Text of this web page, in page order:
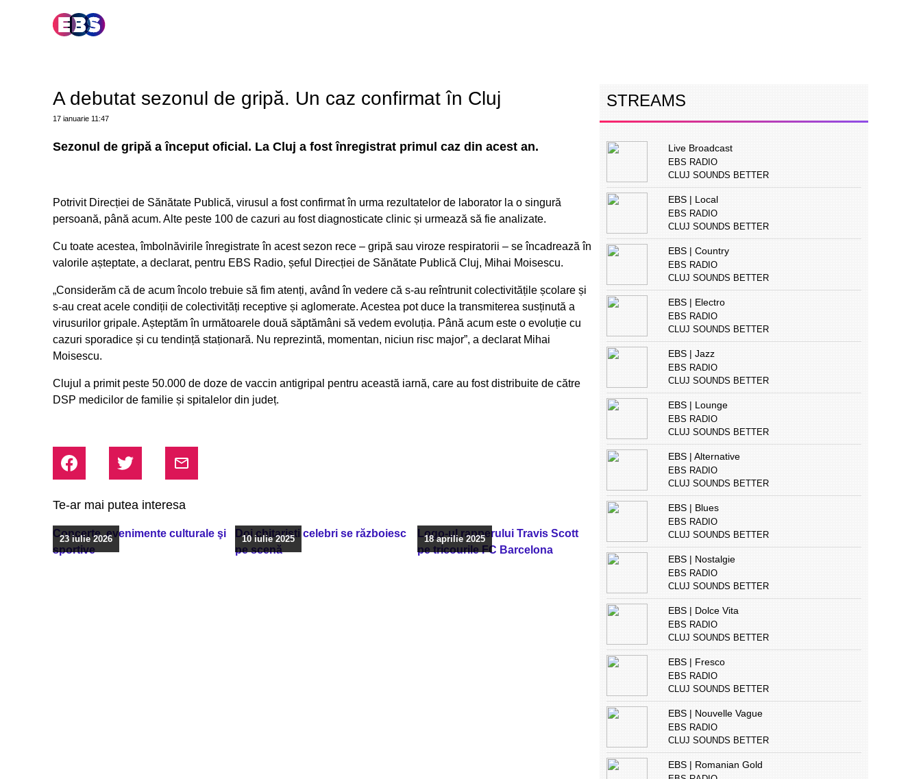
A debutat sezonul de gripă. Un caz confirmat în Cluj
17 ianuarie 11:47
Sezonul de gripă a început oficial. La Cluj a fost înregistrat primul caz din acest an.
Potrivit Direcției de Sănătate Publică, virusul a fost confirmat în urma rezultatelor de laborator la o singură
persoană, până acum. Alte peste 100 de cazuri au fost diagnosticate clinic și urmează să fie analizate.
Cu toate acestea, îmbolnăvirile înregistrate în acest sezon rece – gripă sau viroze respiratorii – se încadrează în
valorile așteptate, a declarat, pentru EBS Radio, șeful Direcției de Sănătate Publică Cluj, Mihai Moisescu.
„Considerăm că de acum încolo trebuie să fim atenți, având în vedere că s-au reîntrunit colectivitățile școlare și
s-au creat acele condiții de colectivități receptive și aglomerate. Acestea pot duce la transmiterea susținută a
virusurilor gripale. Așteptăm în următoarele două săptămâni să vedem evoluția. Până acum este o evoluție cu
cazuri sporadice și cu tendință staționară. Nu reprezintă, momentan, niciun risc major”, a declarat Mihai
Moisescu.
Clujul a primit peste 50.000 de doze de vaccin antigripal pentru această iarnă, care au fost distribuite de către
DSP medicilor de familie și spitalelor din județ.
Te-ar mai putea interesa
Concerte, evenimente culturale şi
sportive
23 iulie 2026
Doi chitarişti celebri se războiesc
pe scenă
10 iulie 2025
Logo-ul rapperului Travis Scott
pe tricourile FC Barcelona
18 aprilie 2025
STREAMS
Live Broadcast
EBS RADIO
CLUJ SOUNDS BETTER
EBS | Local
EBS RADIO
CLUJ SOUNDS BETTER
EBS | Country
EBS RADIO
CLUJ SOUNDS BETTER
EBS | Electro
EBS RADIO
CLUJ SOUNDS BETTER
EBS | Jazz
EBS RADIO
CLUJ SOUNDS BETTER
EBS | Lounge
EBS RADIO
CLUJ SOUNDS BETTER
EBS | Alternative
EBS RADIO
CLUJ SOUNDS BETTER
EBS | Blues
EBS RADIO
CLUJ SOUNDS BETTER
EBS | Nostalgie
EBS RADIO
CLUJ SOUNDS BETTER
EBS | Dolce Vita
EBS RADIO
CLUJ SOUNDS BETTER
EBS | Fresco
EBS RADIO
CLUJ SOUNDS BETTER
EBS | Nouvelle Vague
EBS RADIO
CLUJ SOUNDS BETTER
EBS | Romanian Gold